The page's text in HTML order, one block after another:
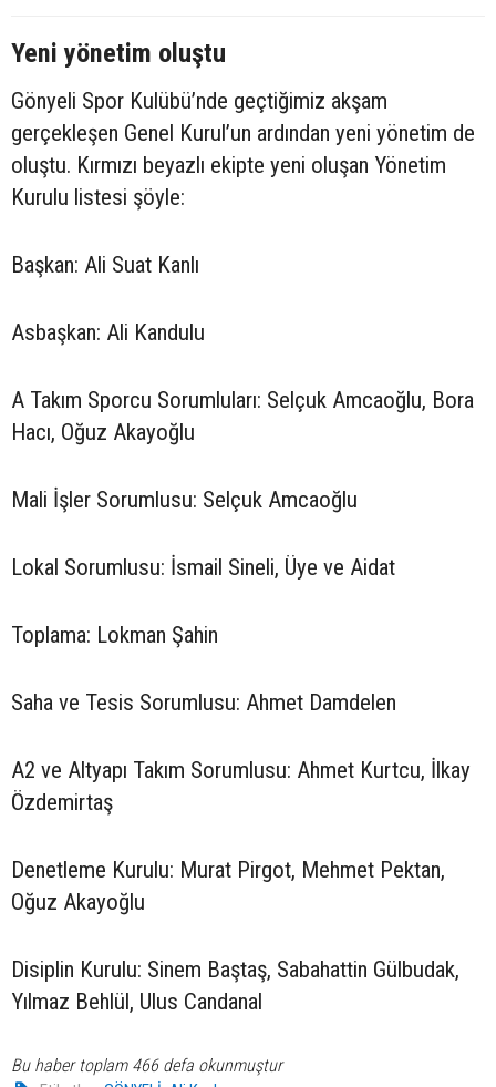
Yeni yönetim oluştu
Gönyeli Spor Kulübü’nde geçtiğimiz akşam
gerçekleşen Genel Kurul’un ardından yeni yönetim de
oluştu. Kırmızı beyazlı ekipte yeni oluşan Yönetim
Kurulu listesi şöyle:
Başkan: Ali Suat Kanlı
Asbaşkan: Ali Kandulu
A Takım Sporcu Sorumluları: Selçuk Amcaoğlu, Bora
Hacı, Oğuz Akayoğlu
Mali İşler Sorumlusu: Selçuk Amcaoğlu
Lokal Sorumlusu: İsmail Sineli, Üye ve Aidat
Toplama: Lokman Şahin
Saha ve Tesis Sorumlusu: Ahmet Damdelen
A2 ve Altyapı Takım Sorumlusu: Ahmet Kurtcu, İlkay
Özdemirtaş
Denetleme Kurulu: Murat Pirgot, Mehmet Pektan,
Oğuz Akayoğlu
Disiplin Kurulu: Sinem Baştaş, Sabahattin Gülbudak,
Yılmaz Behlül, Ulus Candanal
Bu haber toplam 466 defa okunmuştur